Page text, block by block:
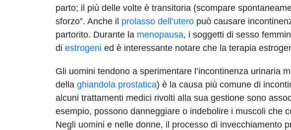
parto; il più delle volte è transitoria (scompare
sforzo”. Anche il prolasso dell’utero può causare
partorito. Durante la menopausa, i soggetti di sesso
di estrogeni ed è interessante notare che la terapia
Gli uomini tendono a sperimentare l’incontinenza urinaria
della ghiandola prostatica) è la causa più comune di
alcuni trattamenti medici rivolti alla sua gestione sono
esempio, possono danneggiare o indebolire i muscoli che
Negli uomini e nelle donne, il processo di invecchiamento